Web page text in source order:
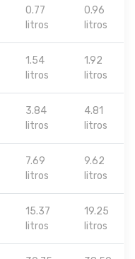
0.77
litros
0.96
litros
1.54
litros
1.92
litros
3.84
litros
4.81
litros
7.69
litros
9.62
litros
15.37
litros
19.25
litros